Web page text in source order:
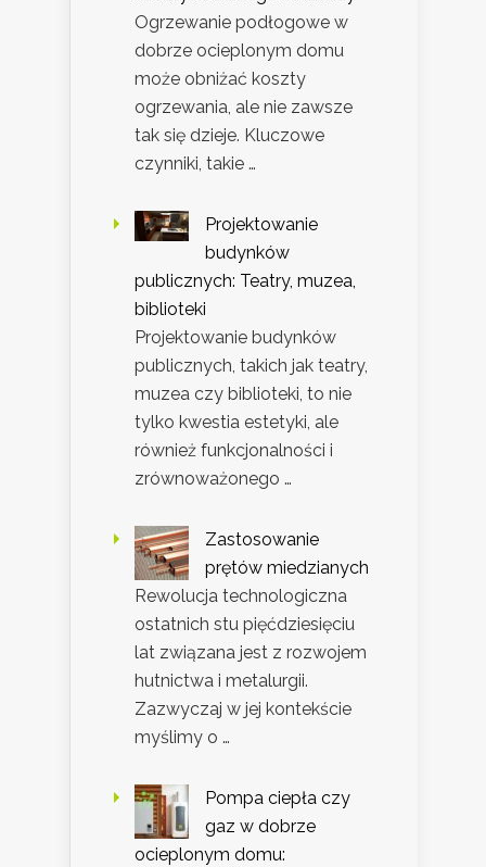
Ogrzewanie podłogowe w
dobrze ocieplonym domu
może obniżać koszty
ogrzewania, ale nie zawsze
tak się dzieje. Kluczowe
czynniki, takie …
Projektowanie
budynków
publicznych: Teatry, muzea,
biblioteki
Projektowanie budynków
publicznych, takich jak teatry,
muzea czy biblioteki, to nie
tylko kwestia estetyki, ale
również funkcjonalności i
zrównoważonego …
Zastosowanie
prętów miedzianych
Rewolucja technologiczna
ostatnich stu pięćdziesięciu
lat związana jest z rozwojem
hutnictwa i metalurgii.
Zazwyczaj w jej kontekście
myślimy o …
Pompa ciepła czy
gaz w dobrze
ocieplonym domu: